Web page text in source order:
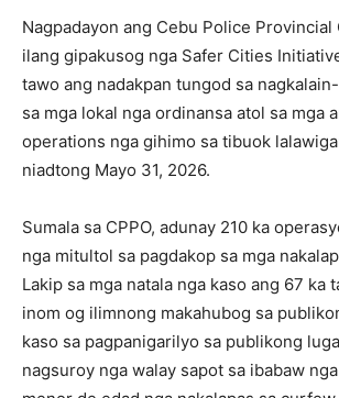
Nagpadayon ang Cebu Police Provincial
ilang gipakusog nga Safer Cities
tawo ang nadakpan tungod sa
sa mga lokal nga ordinansa atol sa mga
operations nga gihimo sa tibuok
niadtong Mayo 31, 2026.
Sumala sa CPPO, adunay 210 ka
nga mitultol sa pagdakop sa mga
Lakip sa mga natala nga kaso ang 67 ka
inom og ilimnong makahubog sa
kaso sa pagpanigarilyo sa publikong
nagsuroy nga walay sapot sa ibabaw